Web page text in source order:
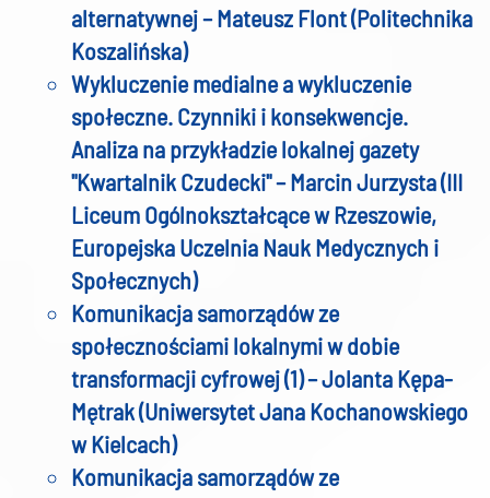
alternatywnej – Mateusz Flont (Politechnika
Koszalińska)
Wykluczenie medialne a wykluczenie
społeczne. Czynniki i konsekwencje.
Analiza na przykładzie lokalnej gazety
"Kwartalnik Czudecki" – Marcin Jurzysta (III
Liceum Ogólnokształcące w Rzeszowie,
Europejska Uczelnia Nauk Medycznych i
Społecznych)
Komunikacja samorządów ze
społecznościami lokalnymi w dobie
transformacji cyfrowej (1) – Jolanta Kępa-
Mętrak (Uniwersytet Jana Kochanowskiego
w Kielcach)
Komunikacja samorządów ze